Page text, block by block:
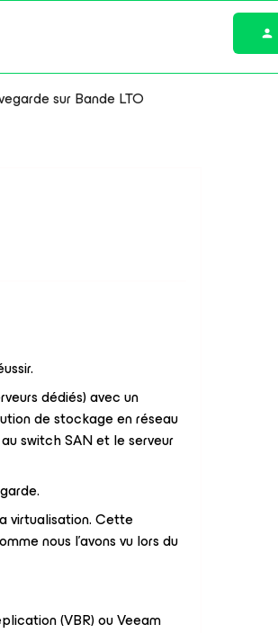
sur Bande LTO
dédiés) avec un
de stockage en réseau
switch SAN et le serveur
virtualisation. Cette
nous l'avons vu lors du
(VBR) ou Veeam